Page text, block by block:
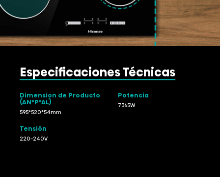
Especificaciones Técnicas
Dimension de Producto
(AN*P*AL)
595*520*54mm
Potencia
7365W
Tensión
220-240V